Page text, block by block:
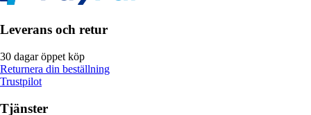
Leverans och retur
30 dagar öppet köp
Returnera din beställning
Trustpilot
Tjänster